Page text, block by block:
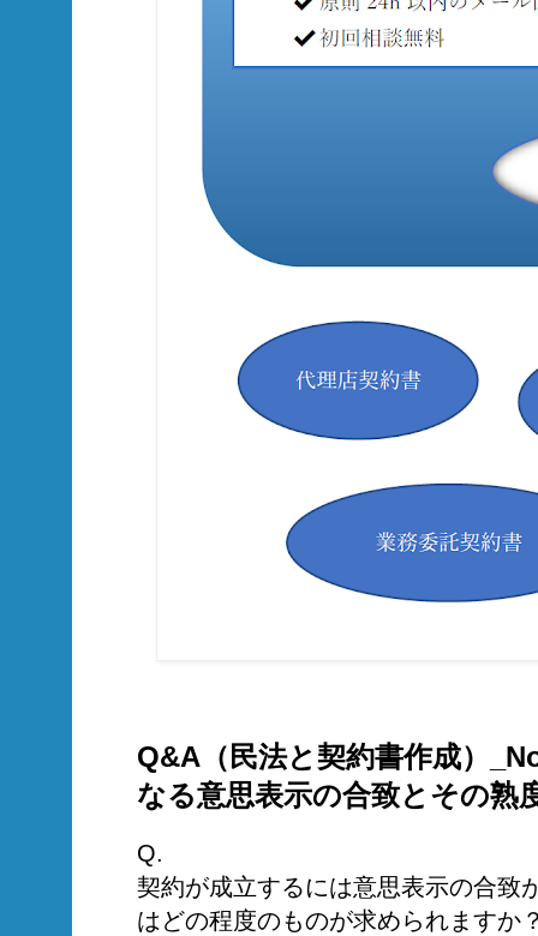
Q&A（民法と契約書作成）
なる意思表示の合致とその熟
Q.
契約が成立するには意思表示の合致
はどの程度のものが求められますか